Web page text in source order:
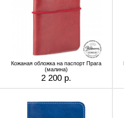
Кожаная обложка на паспорт Прага
(малина)
2 200 р.